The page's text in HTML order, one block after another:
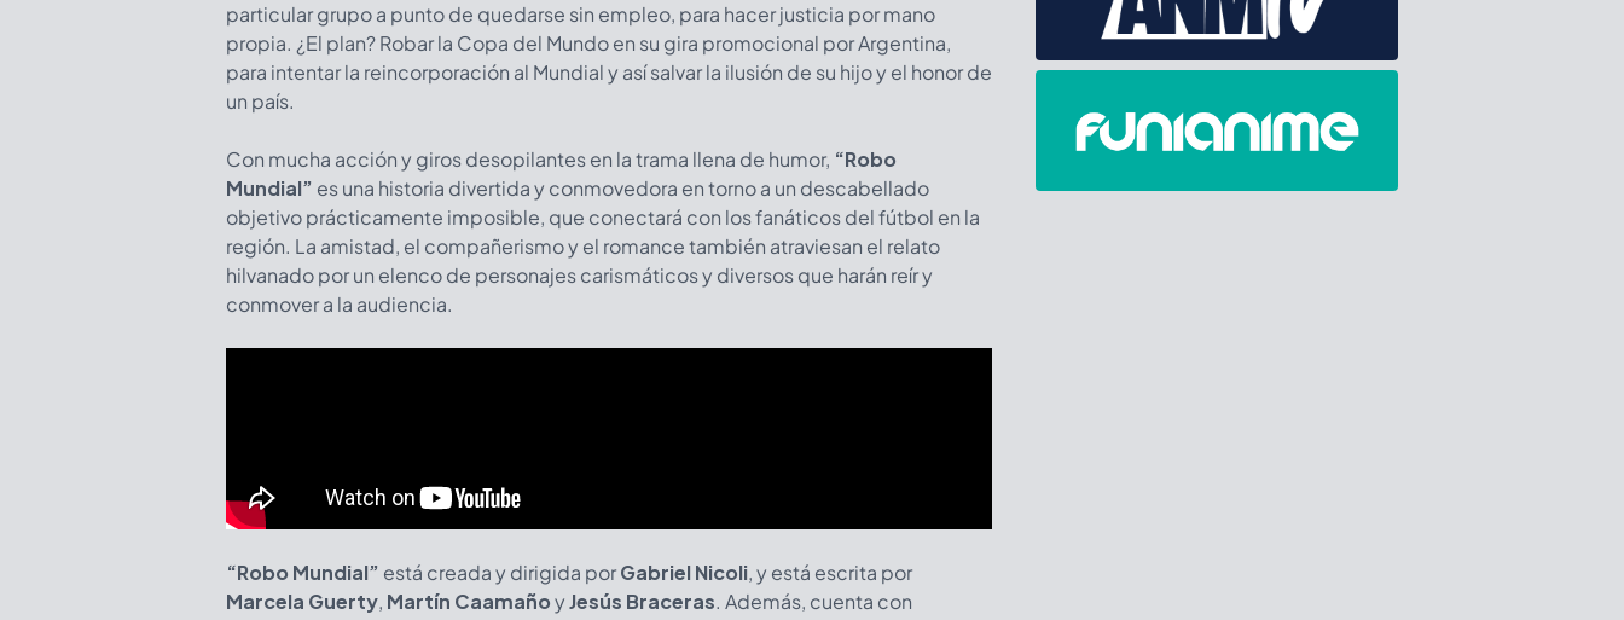
particular grupo a punto de quedarse sin empleo, para hacer justicia por mano
propia. ¿El plan? Robar la Copa del Mundo en su gira promocional por Argentina,
para intentar la reincorporación al Mundial y así salvar la ilusión de su hijo y el honor de
un país.
Con mucha acción y giros desopilantes en la trama llena de humor, “Robo
Mundial” es una historia divertida y conmovedora en torno a un descabellado
objetivo prácticamente imposible, que conectará con los fanáticos del fútbol en la
región. La amistad, el compañerismo y el romance también atraviesan el relato
hilvanado por un elenco de personajes carismáticos y diversos que harán reír y
conmover a la audiencia.
“Robo Mundial” está creada y dirigida porGabriel Nicoli, y está escrita por
Marcela Guerty, Martín CaamañoyJesús Braceras. Además, cuenta con